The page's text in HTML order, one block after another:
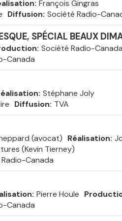
François Gingras
Diffusion Société Radio-
SPÉCIAL BEAUX
Société Radio-Canada
Canada
Stéphane Joly
Diffusion TVA
(avocat) Réalisation
(Kevin Tierney)
Canada
Pierre Houle
Canada